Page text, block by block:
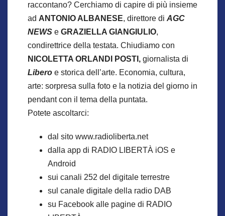
raccontano? Cerchiamo di capire di più insieme
ad ANTONIO ALBANESE, direttore di AGC
NEWS e GRAZIELLA GIANGIULIO,
condirettrice della testata. Chiudiamo con
NICOLETTA ORLANDI POSTI, giornalista di
Libero e storica dell’arte. Economia, cultura,
arte: sorpresa sulla foto e la notizia del giorno in
pendant con il tema della puntata.
Potete ascoltarci:
dal sito www.radioliberta.net
dalla app di RADIO LIBERTÀ iOS e
Android
sui canali 252 del digitale terrestre
sul canale digitale della radio DAB
su Facebook alle pagine di RADIO